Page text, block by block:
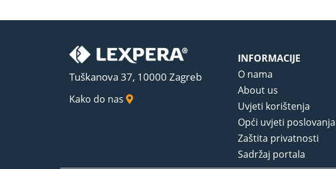
Tuškanova 37, 10000 Zagreb
Kako do nas
INFORMACIJE
O nama
About us
Uvjeti korištenja
Opći uvjeti poslovanja
Zaštita privatnosti
Sadržaj portala